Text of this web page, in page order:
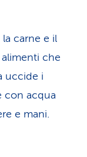
carne e il
che
uccide i
con acqua
e mani.